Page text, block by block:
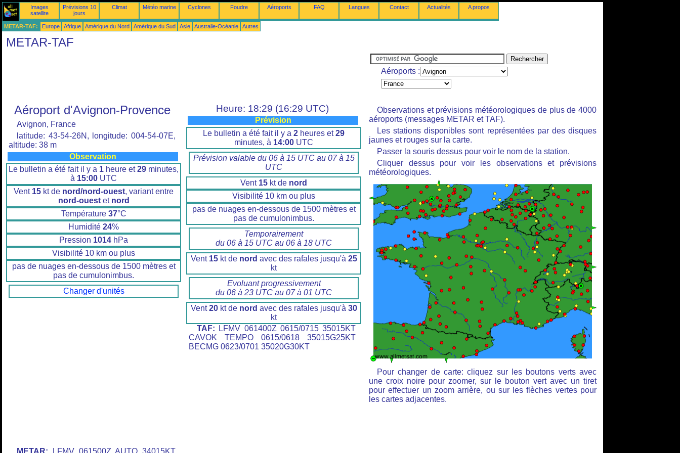
Images
satellite
Prévisions 10
jours
Climat Météo marine Cyclones Foudre Aéroports FAQ Langues Contact Actualités A propos
METAR-TAF: Europe Afrique Amérique du Nord Amérique du Sud Asie Australie-Océanie Autres
METAR-TAF
Aéroports :
Aéroport d'Avignon-Provence
Avignon, France
latitude: 43-54-26N, longitude: 004-54-07E,
altitude: 38 m
Observation
Le bulletin a été fait il y a 1 heure et29 minutes,
à 15:00 UTC
Vent 15 kt de nord/nord-ouest, variant entre
nord-ouestet nord
Température 37°C
Humidité 24%
Pression 1014 hPa
Visibilité 10 km ou plus
pas de nuages en-dessous de 1500 mètres et
pas de cumulonimbus.
Changer d'unités
Heure: 18:29 (16:29 UTC)
Prévision
Le bulletin a été fait il y a 2 heures et29
minutes, à 14:00 UTC
Prévision valable du 06 à 15 UTC au 07 à 15
UTC
Vent 15 kt de nord
Visibilité 10 km ou plus
pas de nuages en-dessous de 1500 mètres et
pas de cumulonimbus.
Temporairement
du 06 à 15 UTC au 06 à 18 UTC
Vent 15kt de nord avec des rafales jusqu'à 25
kt
Evoluant progressivement
du 06 à 23 UTC au 07 à 01 UTC
Vent20kt de nord avec des rafales jusqu'à 30
kt
TAF: LFMV 061400Z 0615/0715 35015KT
CAVOK TEMPO 0615/0618 35015G25KT
BECMG 0623/0701 35020G30KT
Observations et prévisions météorologiques de plus de 4000
aéroports (messages METAR et TAF).
Les stations disponibles sont représentées par des disques
jaunes et rouges sur la carte.
Passer la souris dessus pour voir le nom de la station.
Cliquer dessus pour voir les observations et prévisions
météorologiques.
Pour changer de carte: cliquez sur les boutons verts avec
une croix noire pour zoomer, sur le bouton vert avec un tiret
pour effectuer un zoom arrière, ou sur les flèches vertes pour
les cartes adjacentes.